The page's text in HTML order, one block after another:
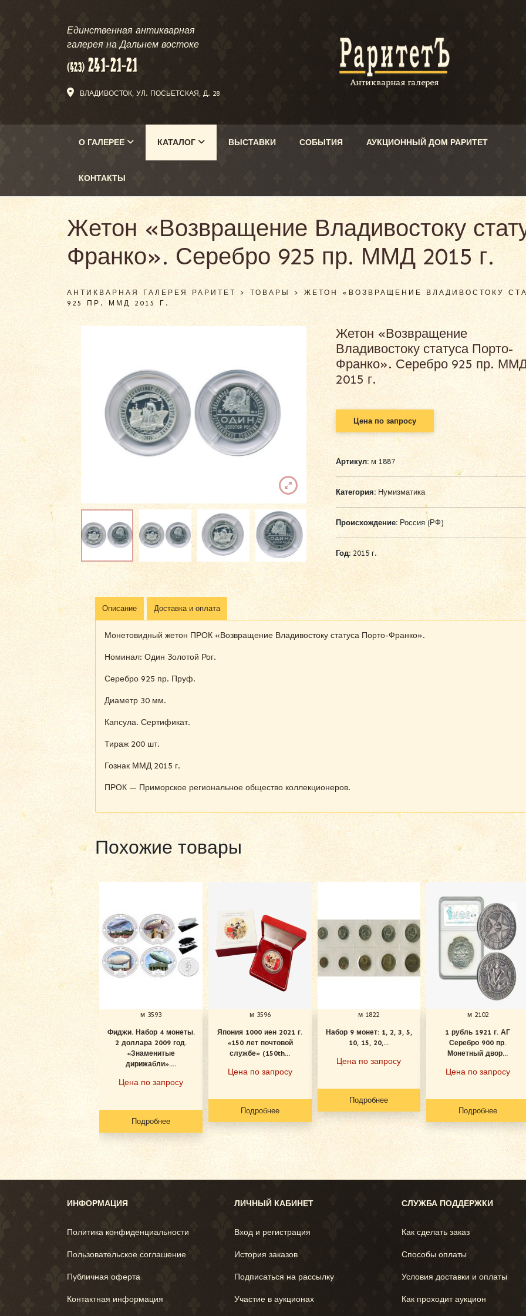
Единственная антикварная
галерея на Дальнем востоке
ВЛАДИВОСТОК, УЛ. ПОСЬЕТСКАЯ, Д. 28
О ГАЛЕРЕЕ КАТАЛОГ ВЫСТАВКИ СОБЫТИЯ АУКЦИОННЫЙ ДОМ РАРИТЕТ
КОНТАКТЫ
Жетон «Возвращение Владивостоку
Франко». Серебро 925 пр. ММД 2015 г.
АНТИКВАРНАЯ ГАЛЕРЕЯ РАРИТЕТ>ТОВАРЫ >ЖЕТОН «ВОЗВРАЩЕНИЕ ВЛАДИВОСТОКУ
925 ПР. ММД 2015 Г.
Жетон «Возвращение
Владивостоку статуса Порто-
Франко». Серебро 925 пр.
2015 г.
Цена по запросу
Артикул:м 1887
Категория: Нумизматика
Происхождение:Россия (РФ)
Год:2015 г.
Описание Доставка и оплата
Монетовидный жетон ПРОК «Возвращение Владивостоку статуса Порто-Франко».
Номинал: Один Золотой Рог.
Серебро 925 пр. Пруф.
Диаметр 30 мм.
Капсула. Сертификат.
Тираж 200 шт.
Гознак ММД 2015 г.
ПРОК — Приморское региональное общество коллекционеров.
Похожие товары
м 3593
Фиджи. Набор 4 монеты.
2 доллара 2009 год.
«Знаменитые
дирижабли»....
Цена по запросу
Подробнее
м 3596
Япония 1000 иен 2021 г.
«150 лет почтовой
службе» (150th...
Цена по запросу
Подробнее
м 1822
Набор 9 монет: 1, 2, 3, 5,
10, 15, 20,...
Цена по запросу
Подробнее
м 2102
1 рубль 1921 г. АГ
Серебро 900 пр.
Монетный двор...
Цена по запросу
Подробнее
ИНФОРМАЦИЯ
Политика конфиденциальности
Пользовательское соглашение
Публичная оферта
Контактная информация
ЛИЧНЫЙ КАБИНЕТ
Вход и регистрация
История заказов
Подписаться на рассылку
Участие в аукционах
СЛУЖБА ПОДДЕРЖКИ
Как сделать заказ
Способы оплаты
Условия доставки и оплаты
Как проходит аукцион